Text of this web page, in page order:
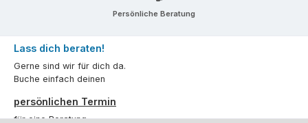
Persönliche Beratung
Lass dich beraten!
Gerne sind wir für dich da.
Buche einfach deinen
persönlichen Termin
für eine Beratung.